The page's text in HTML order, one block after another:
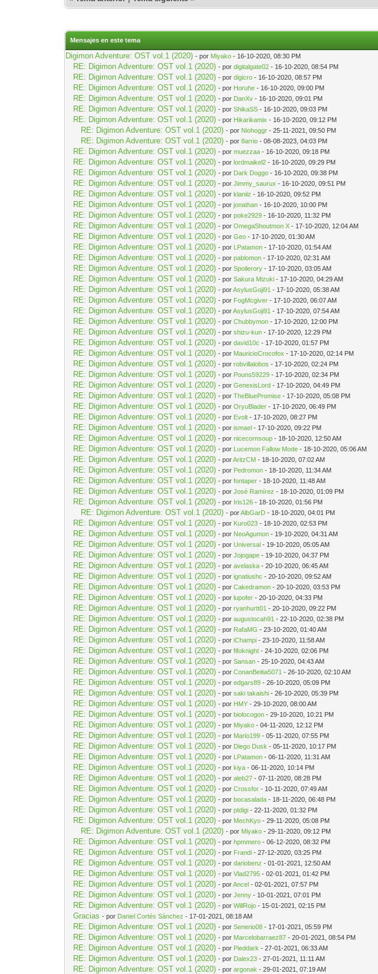
Mensajes en este tema
Digimon Adventure: OST vol.1 (2020) - por Miyako - 16-10-2020, 08:30 PM
RE: Digimon Adventure: OST vol.1 (2020) - pordigitalgate02 - 16-10-2020, 08:54 PM
RE: Digimon Adventure: OST vol.1 (2020) - pordigicro - 16-10-2020, 08:57 PM
RE: Digimon Adventure: OST vol.1 (2020) - por Horuhe - 16-10-2020, 09:00 PM
RE: Digimon Adventure: OST vol.1 (2020) - por DanXv - 16-10-2020, 09:01 PM
RE: Digimon Adventure: OST vol.1 (2020) - porShikaSS - 16-10-2020, 09:03 PM
RE: Digimon Adventure: OST vol.1 (2020) - por Hikarikamix - 16-10-2020, 09:12 PM
RE: Digimon Adventure: OST vol.1 (2020) - por Niohoggr - 25-11-2021, 09:50 PM
RE: Digimon Adventure: OST vol.1 (2020) - por8arrio - 08-08-2023, 04:03 PM
RE: Digimon Adventure: OST vol.1 (2020) - pormuezzaa - 16-10-2020, 09:18 PM
RE: Digimon Adventure: OST vol.1 (2020) - porlordmaikel2 - 16-10-2020, 09:29 PM
RE: Digimon Adventure: OST vol.1 (2020) - por Dark Doggo - 16-10-2020, 09:38 PM
RE: Digimon Adventure: OST vol.1 (2020) - porJimmy_saurux - 16-10-2020, 09:51 PM
RE: Digimon Adventure: OST vol.1 (2020) - porklaniiz - 16-10-2020, 09:52 PM
RE: Digimon Adventure: OST vol.1 (2020) - porjonathan - 16-10-2020, 10:00 PM
RE: Digimon Adventure: OST vol.1 (2020) - porpoke2929 - 16-10-2020, 11:32 PM
RE: Digimon Adventure: OST vol.1 (2020) - porOmegaShoutmon X - 17-10-2020, 12:04 AM
RE: Digimon Adventure: OST vol.1 (2020) - porGeo - 17-10-2020, 01:30 AM
RE: Digimon Adventure: OST vol.1 (2020) - por LPatamon - 17-10-2020, 01:54 AM
RE: Digimon Adventure: OST vol.1 (2020) - porpablomon - 17-10-2020, 02:31 AM
RE: Digimon Adventure: OST vol.1 (2020) - porSpoilerory - 17-10-2020, 03:05 AM
RE: Digimon Adventure: OST vol.1 (2020) - porSakura Mizuki - 17-10-2020, 04:29 AM
RE: Digimon Adventure: OST vol.1 (2020) - porAsylusGoji91 - 17-10-2020, 05:38 AM
RE: Digimon Adventure: OST vol.1 (2020) - por FogMcgiver - 17-10-2020, 06:07 AM
RE: Digimon Adventure: OST vol.1 (2020) - porAsylusGoji91 - 17-10-2020, 07:54 AM
RE: Digimon Adventure: OST vol.1 (2020) - porChubbymon - 17-10-2020, 12:00 PM
RE: Digimon Adventure: OST vol.1 (2020) - porshizu-kun - 17-10-2020, 12:29 PM
RE: Digimon Adventure: OST vol.1 (2020) - pordavid10c - 17-10-2020, 01:57 PM
RE: Digimon Adventure: OST vol.1 (2020) - por MauricioCrocofox - 17-10-2020, 02:14 PM
RE: Digimon Adventure: OST vol.1 (2020) - porrobvillalobos - 17-10-2020, 02:24 PM
RE: Digimon Adventure: OST vol.1 (2020) - por Pouns59229 - 17-10-2020, 02:34 PM
RE: Digimon Adventure: OST vol.1 (2020) - porGenexisLord - 17-10-2020, 04:49 PM
RE: Digimon Adventure: OST vol.1 (2020) - porTheBluePromise - 17-10-2020, 05:08 PM
RE: Digimon Adventure: OST vol.1 (2020) - porOryuBlader - 17-10-2020, 06:49 PM
RE: Digimon Adventure: OST vol.1 (2020) - por Evolt - 17-10-2020, 08:27 PM
RE: Digimon Adventure: OST vol.1 (2020) - porismael - 17-10-2020, 09:22 PM
RE: Digimon Adventure: OST vol.1 (2020) - pornicecornsoup - 18-10-2020, 12:50 AM
RE: Digimon Adventure: OST vol.1 (2020) - por Lucemon Fallow Mode - 18-10-2020, 05:06 AM
RE: Digimon Adventure: OST vol.1 (2020) - porAritzCM - 18-10-2020, 07:02 AM
RE: Digimon Adventure: OST vol.1 (2020) - por Pedromon - 18-10-2020, 11:34 AM
RE: Digimon Adventure: OST vol.1 (2020) - porfontaper - 18-10-2020, 11:48 AM
RE: Digimon Adventure: OST vol.1 (2020) - porJosé Ramírez - 18-10-2020, 01:09 PM
RE: Digimon Adventure: OST vol.1 (2020) - por Iris126 - 18-10-2020, 01:56 PM
RE: Digimon Adventure: OST vol.1 (2020) - porAlbGarD - 18-10-2020, 04:01 PM
RE: Digimon Adventure: OST vol.1 (2020) - por Kuro023 - 18-10-2020, 02:53 PM
RE: Digimon Adventure: OST vol.1 (2020) - por NeoAgumon - 19-10-2020, 04:31 AM
RE: Digimon Adventure: OST vol.1 (2020) - porUniversal - 19-10-2020, 05:05 AM
RE: Digimon Adventure: OST vol.1 (2020) - porJojogape - 19-10-2020, 04:37 PM
RE: Digimon Adventure: OST vol.1 (2020) - poravelaska - 20-10-2020, 06:45 AM
RE: Digimon Adventure: OST vol.1 (2020) - porignatiushc - 20-10-2020, 09:52 AM
RE: Digimon Adventure: OST vol.1 (2020) - porCakedramon - 20-10-2020, 03:53 PM
RE: Digimon Adventure: OST vol.1 (2020) - porlupofer - 20-10-2020, 04:33 PM
RE: Digimon Adventure: OST vol.1 (2020) - porryanhurtt01 - 20-10-2020, 09:22 PM
RE: Digimon Adventure: OST vol.1 (2020) - poraugustocah91 - 22-10-2020, 02:38 PM
RE: Digimon Adventure: OST vol.1 (2020) - por RafaMG - 23-10-2020, 01:40 AM
RE: Digimon Adventure: OST vol.1 (2020) - poriChampi - 23-10-2020, 11:58 AM
RE: Digimon Adventure: OST vol.1 (2020) - porfifoknight - 24-10-2020, 02:06 PM
RE: Digimon Adventure: OST vol.1 (2020) - porSansan - 25-10-2020, 04:43 AM
RE: Digimon Adventure: OST vol.1 (2020) - porConanBeitia5071 - 26-10-2020, 02:10 AM
RE: Digimon Adventure: OST vol.1 (2020) - poredgars89 - 26-10-2020, 05:09 PM
RE: Digimon Adventure: OST vol.1 (2020) - porsaki takaishi - 26-10-2020, 05:39 PM
RE: Digimon Adventure: OST vol.1 (2020) - por HMY - 29-10-2020, 08:00 AM
RE: Digimon Adventure: OST vol.1 (2020) - porbiolocogon - 29-10-2020, 10:21 PM
RE: Digimon Adventure: OST vol.1 (2020) - por Miyako - 04-11-2020, 12:12 PM
RE: Digimon Adventure: OST vol.1 (2020) - por Mario199 - 05-11-2020, 07:55 PM
RE: Digimon Adventure: OST vol.1 (2020) - por Diego Dusk - 05-11-2020, 10:17 PM
RE: Digimon Adventure: OST vol.1 (2020) - por LPatamon - 06-11-2020, 11:31 AM
RE: Digimon Adventure: OST vol.1 (2020) - porkiya - 06-11-2020, 10:14 PM
RE: Digimon Adventure: OST vol.1 (2020) - poraleb27 - 07-11-2020, 08:28 PM
RE: Digimon Adventure: OST vol.1 (2020) - porCrossfor - 10-11-2020, 07:49 AM
RE: Digimon Adventure: OST vol.1 (2020) - porbocasalada - 18-11-2020, 06:48 PM
RE: Digimon Adventure: OST vol.1 (2020) - porptdigi - 22-11-2020, 01:32 PM
RE: Digimon Adventure: OST vol.1 (2020) - por MechKyo - 29-11-2020, 05:08 PM
RE: Digimon Adventure: OST vol.1 (2020) - por Miyako - 29-11-2020, 09:12 PM
RE: Digimon Adventure: OST vol.1 (2020) - porhpmmero - 06-12-2020, 08:32 PM
RE: Digimon Adventure: OST vol.1 (2020) - por Frandi - 27-12-2020, 03:25 PM
RE: Digimon Adventure: OST vol.1 (2020) - pordariobenz - 01-01-2021, 12:50 AM
RE: Digimon Adventure: OST vol.1 (2020) - porVlad2795 - 02-01-2021, 01:42 PM
RE: Digimon Adventure: OST vol.1 (2020) - porAncel - 02-01-2021, 07:57 PM
RE: Digimon Adventure: OST vol.1 (2020) - porJenny - 10-01-2021, 07:01 PM
RE: Digimon Adventure: OST vol.1 (2020) - porWillRojo - 15-01-2021, 02:15 PM
Gracias - por Daniel Cortés Sánchez - 17-01-2021, 08:18 AM
RE: Digimon Adventure: OST vol.1 (2020) - porSenerio08 - 17-01-2021, 05:59 PM
RE: Digimon Adventure: OST vol.1 (2020) - por Marcelobarraez87 - 20-01-2021, 08:54 PM
RE: Digimon Adventure: OST vol.1 (2020) - por Pieddark - 27-01-2021, 06:33 AM
RE: Digimon Adventure: OST vol.1 (2020) - por Dalex23 - 27-01-2021, 11:11 AM
RE: Digimon Adventure: OST vol.1 (2020) - porargonak - 29-01-2021, 07:19 AM